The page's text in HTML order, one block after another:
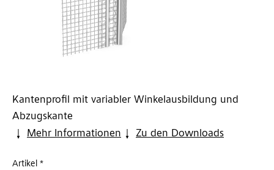
Kantenprofil mit variabler Winkelausbildung und
Abzugskante
Mehr Informationen
Zu den Downloads
Artikel *